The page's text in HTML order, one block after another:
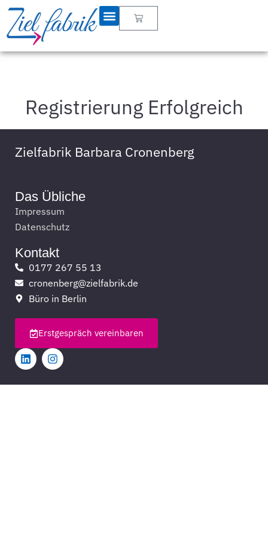
Registrierung Erfolgreich
Zielfabrik Barbara Cronenberg
Das Übliche
Impressum
Datenschutz
Kontakt
0177 267 55 13
cronenberg@zielfabrik.de
Büro in Berlin
Erstgespräch vereinbaren